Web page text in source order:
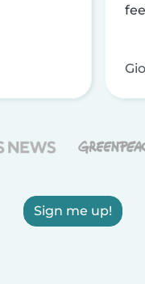
Sign me up!